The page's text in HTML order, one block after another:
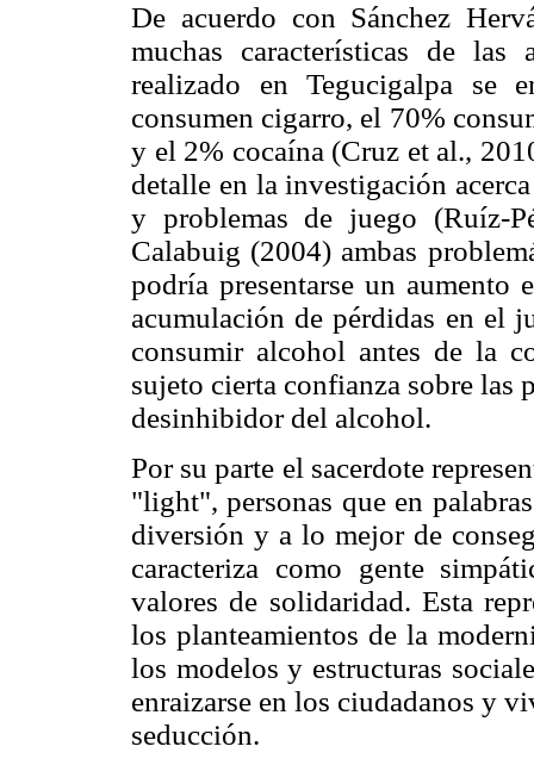
De acuerdo con Sánchez
muchas características de
realizado en Tegucigalpa se
consumen cigarro, el 70%
y el 2% cocaína (Cruz et al.,
detalle en la investigación
y problemas de juego (Ruíz-
Calabuig (2004) ambas
podría presentarse un aumento
acumulación de pérdidas en el
consumir alcohol antes de la
sujeto cierta confianza sobre
desinhibidor del alcohol.
Por su parte el sacerdote
"light", personas que en
diversión y a lo mejor de
caracteriza como gente
valores de solidaridad. Esta
los planteamientos de la
los modelos y estructuras
enraizarse en los ciudadanos y
seducción.